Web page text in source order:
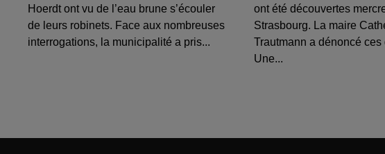
Hoerdt ont vu de l’eau brune s’écouler
de leurs robinets. Face aux nombreuses
interrogations, la municipalité a pris...
ont été découvertes
Strasbourg. La maire
Trautmann a dénoncé ces
Une...